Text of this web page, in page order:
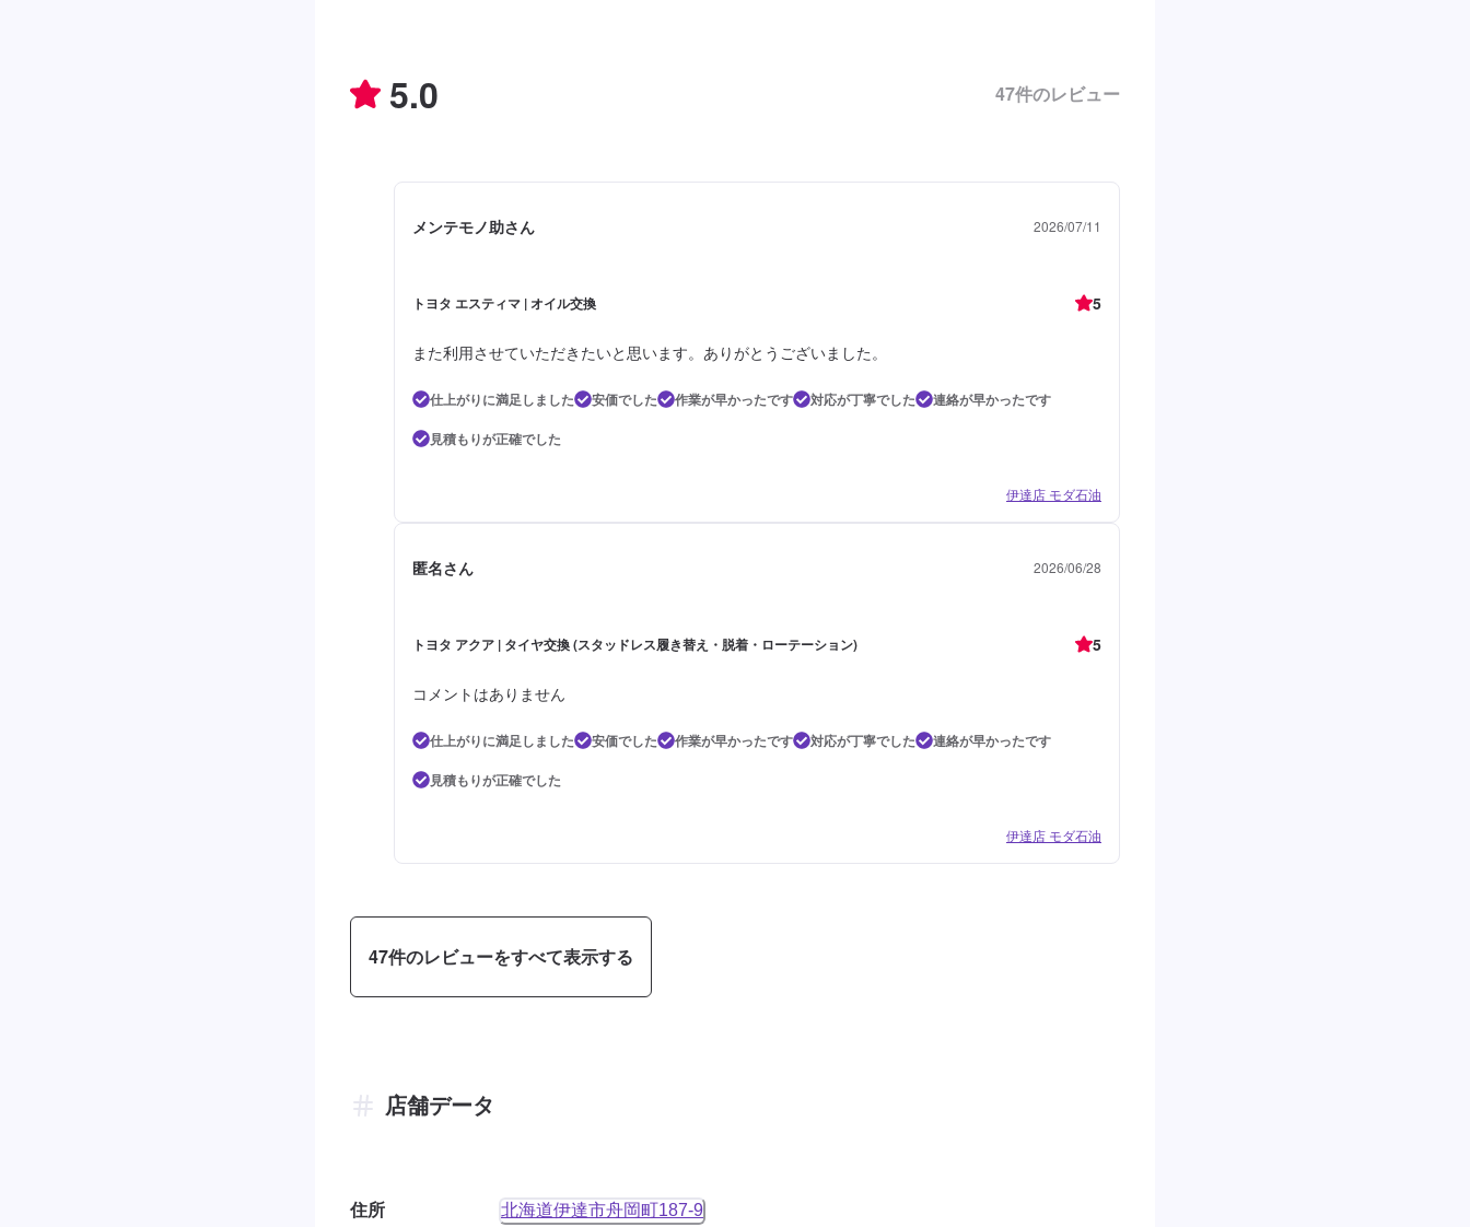
5.0 47件のレビュー
メンテモノ助さん 2026/07/11
トヨタ エスティマ | オイル交換 5
また利用させていただきたいと思います。ありがとうございました。
仕上がりに満足しました 安価でした 作業が早かったです 対応が丁寧でした
連絡が早かったです
見積もりが正確でした
伊達店 モダ石油
匿名さん 2026/06/28
トヨタ アクア | タイヤ交換 (スタッドレス履き替え・脱着・ローテーション) 5
コメントはありません
仕上がりに満足しました 安価でした 作業が早かったです 対応が丁寧でした
連絡が早かったです
見積もりが正確でした
伊達店 モダ石油
47件のレビューをすべて表示する
店舗データ
住所 北海道伊達市舟岡町187-9